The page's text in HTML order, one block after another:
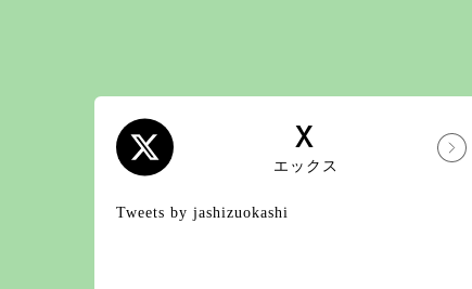
X
エックス
Tweets by jashizuokashi